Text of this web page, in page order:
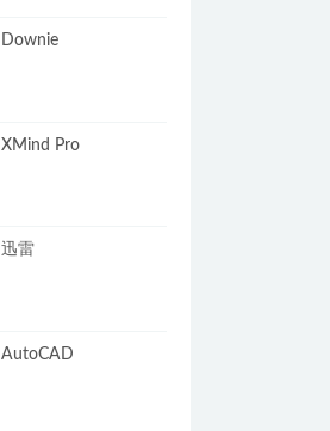
Downie
XMind Pro
迅雷
AutoCAD